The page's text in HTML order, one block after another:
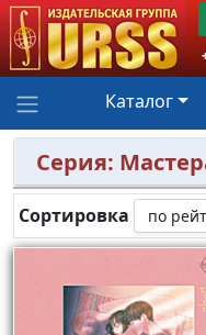
Каталог
Серия:
Сортировка